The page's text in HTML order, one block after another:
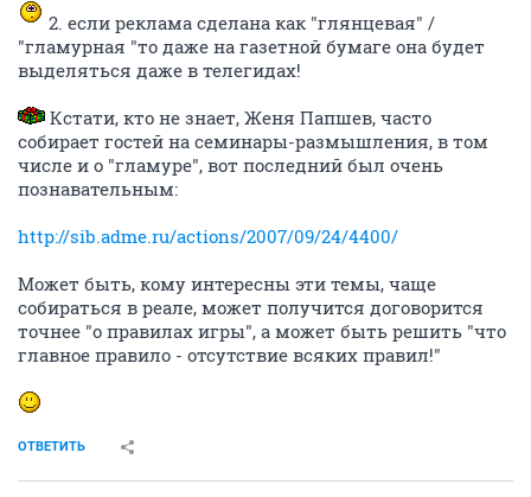
2. если реклама сделана как "глянцевая" /
"гламурная "то даже на газетной бумаге она будет
выделяться даже в телегидах!
Кстати, кто не знает, Женя Папшев, часто
собирает гостей на семинары-размышления, в том
числе и о "гламуре", вот последний был очень
познавательным:
http://sib.adme.ru/actions/2007/09/24/4400/
Может быть, кому интересны эти темы, чаще
собираться в реале, может получится договорится
точнее "о правилах игры", а может быть решить "что
главное правило - отсутствие всяких правил!"
ОТВЕТИТЬ